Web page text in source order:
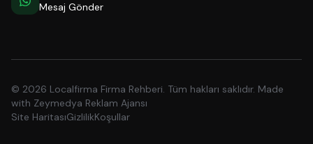
Mesaj Gönder
© 2026 Localfirma Firma Rehberi. Tüm hakları saklıdır. Made
with Zeymedya Reklam Ajansı
Site HaritasıGizlilikKoşullar